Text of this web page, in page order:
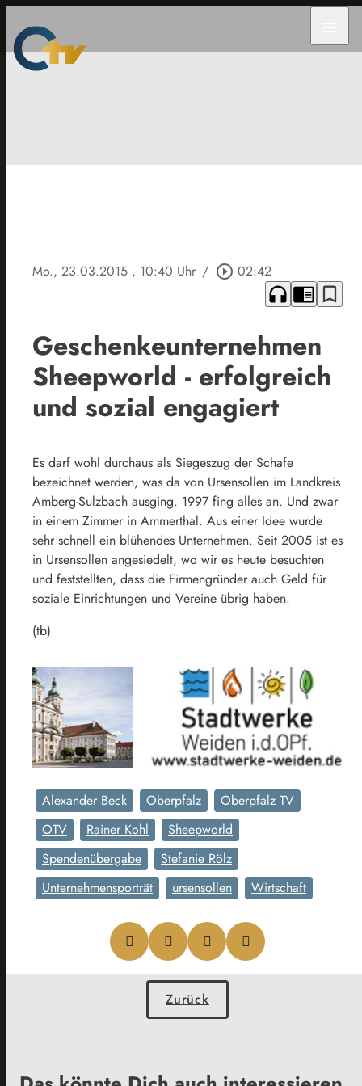
Mo., 23.03.2015 , 10:40 Uhr / play_circle_outline 02:42
headphones chrome_reader_mode bookmark_border
Geschenkeunternehmen
Sheepworld - erfolgreich
und sozial engagiert
Es darf wohl durchaus als Siegeszug der Schafe
bezeichnet werden, was da von Ursensollen im Landkreis
Amberg-Sulzbach ausging. 1997 fing alles an. Und zwar
in einem Zimmer in Ammerthal. Aus einer Idee wurde
sehr schnell ein blühendes Unternehmen. Seit 2005 ist es
in Ursensollen angesiedelt, wo wir es heute besuchten
und feststellten, dass die Firmengründer auch Geld für
soziale Einrichtungen und Vereine übrig haben.
(tb)
Alexander Beck Oberpfalz
Oberpfalz TV
OTV
Rainer Kohl
Sheepworld
Spendenübergabe
Stefanie Rölz
Unternehmensporträt
ursensollen Wirtschaft
Zurück